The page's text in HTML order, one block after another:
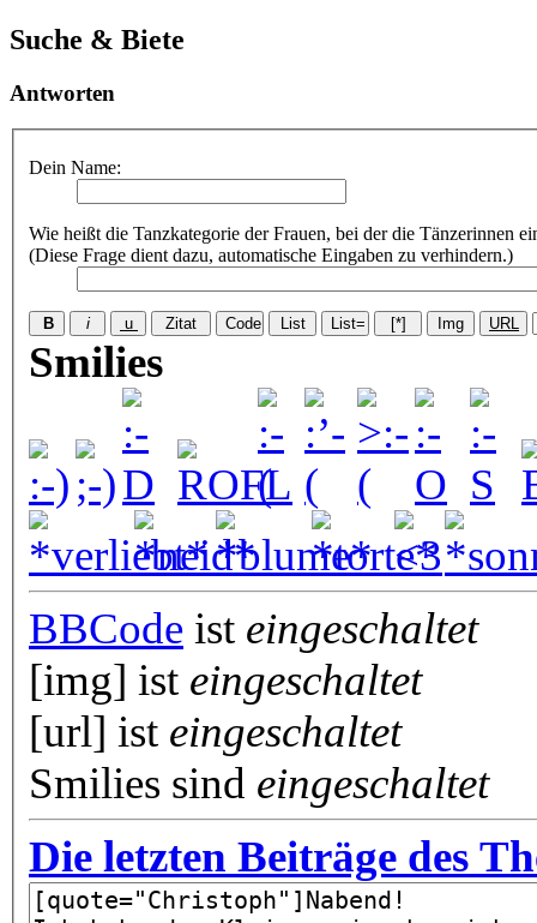
Suche & Biete
Antworten
Dein Name:
Wie heißt die Tanzkategorie der Frauen, bei der die Tänzerinnen
(Diese Frage dient dazu, automatische Eingaben zu verhindern.)
Smilies
BBCode ist eingeschaltet
[img] ist eingeschaltet
[url] ist eingeschaltet
Smilies sind eingeschaltet
Die letzten Beiträge des